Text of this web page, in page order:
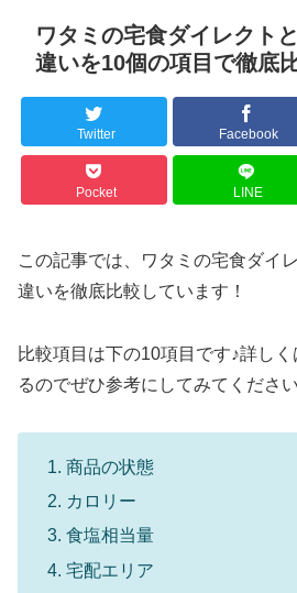
ワタミの宅食ダイレクト
違いを10個の項目で徹底
Twitter Facebook
Pocket LINE
この記事では、ワタミの宅食ダイ
違いを徹底比較しています！
比較項目は下の10項目です♪詳し
るのでぜひ参考にしてみてくださ
商品の状態
カロリー
食塩相当量
宅配エリア